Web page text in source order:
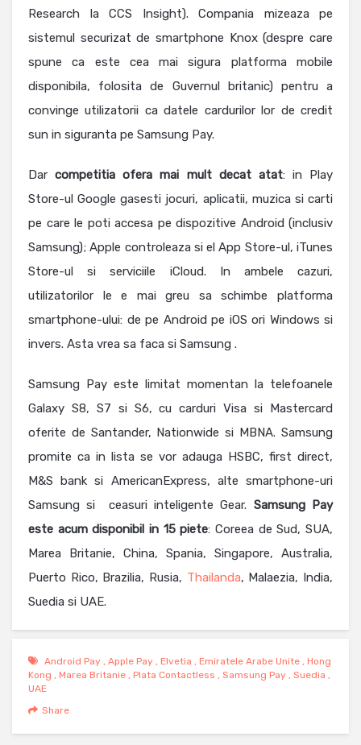
Research la CCS Insight). Compania mizeaza pe
sistemul securizat de smartphone Knox (despre care
spune ca este cea mai sigura platforma mobile
disponibila, folosita de Guvernul britanic) pentru a
convinge utilizatorii ca datele cardurilor lor de credit
sun in siguranta pe Samsung Pay.
Darcompetitia ofera mai mult decat atat: in Play
Store-ul Google gasesti jocuri, aplicatii, muzica si carti
pe care le poti accesa pe dispozitive Android (inclusiv
Samsung); Apple controleaza si el App Store-ul, iTunes
Store-ul si serviciile iCloud. In ambele cazuri,
utilizatorilor le e mai greu sa schimbe platforma
smartphone-ului: de pe Android pe iOS ori Windows si
invers. Asta vrea sa faca si Samsung .
Samsung Pay este limitat momentan la telefoanele
Galaxy S8, S7 si S6, cu carduri Visa si Mastercard
oferite de Santander, Nationwide si MBNA. Samsung
promite ca in lista se vor adauga HSBC, first direct,
M&S bank si AmericanExpress, alte smartphone-uri
Samsung si ceasuri inteligente Gear. Samsung Pay
este acum disponibil in 15 piete: Coreea de Sud, SUA,
Marea Britanie, China, Spania, Singapore, Australia,
Puerto Rico, Brazilia, Rusia, Thailanda, Malaezia, India,
Suedia si UAE.
Android Pay , Apple Pay , Elvetia , Emiratele Arabe Unite , Hong
Kong , Marea Britanie , Plata Contactless , Samsung Pay , Suedia ,
UAE
Share